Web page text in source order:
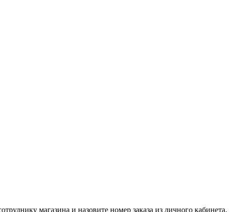
магазина и назовите номер заказа из личного кабинета.